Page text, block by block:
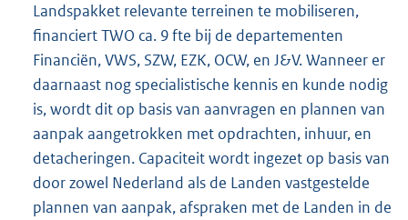
Landspakket relevante terreinen te mobiliseren,
financiert TWO ca. 9 fte bij de departementen
Financiën, VWS, SZW, EZK, OCW, en J&V. Wanneer er
daarnaast nog specialistische kennis en kunde nodig
is, wordt dit op basis van aanvragen en plannen van
aanpak aangetrokken met opdrachten, inhuur, en
detacheringen. Capaciteit wordt ingezet op basis van
door zowel Nederland als de Landen vastgestelde
plannen van aanpak, afspraken met de Landen in de